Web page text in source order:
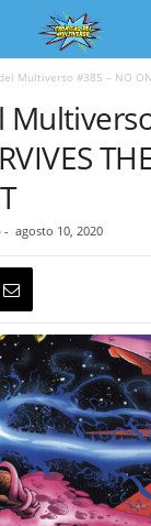
Multiverso #385 – NO
- agosto 10, 2020